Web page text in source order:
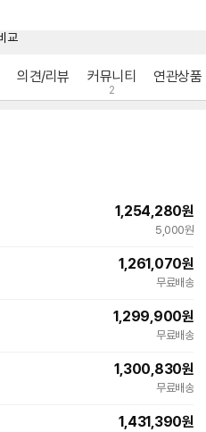
의견/리뷰 커뮤니티
2
연관상품
1,254,280원
5,000원
1,261,070원
무료배송
1,299,900원
무료배송
1,300,830원
무료배송
1,431,390원